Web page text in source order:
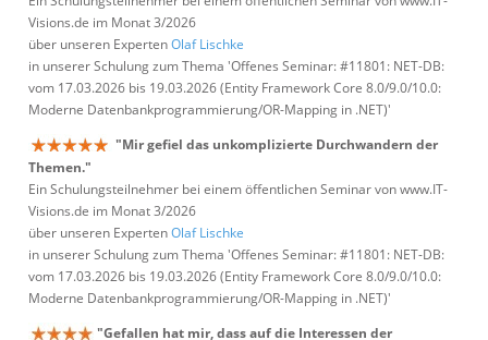
Visions.de im Monat 3/2026
über unseren ExpertenOlaf Lischke
in unserer Schulung zum Thema 'Offenes Seminar: #11801: NET-DB:
vom 17.03.2026 bis 19.03.2026 (Entity Framework Core 8.0/9.0/10.0:
Moderne Datenbankprogrammierung/OR-Mapping in .NET)'
"Mir gefiel das unkomplizierte Durchwandern der
Themen."
Ein Schulungsteilnehmer bei einem öffentlichen Seminar von www.IT-
Visions.de im Monat 3/2026
über unseren ExpertenOlaf Lischke
in unserer Schulung zum Thema 'Offenes Seminar: #11801: NET-DB:
vom 17.03.2026 bis 19.03.2026 (Entity Framework Core 8.0/9.0/10.0:
Moderne Datenbankprogrammierung/OR-Mapping in .NET)'
"Gefallen hat mir, dass auf die Interessen der